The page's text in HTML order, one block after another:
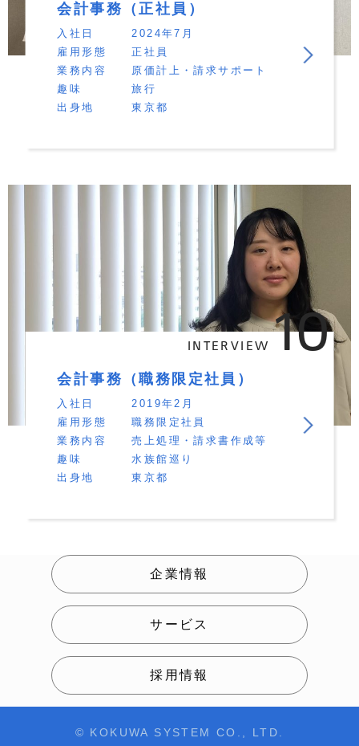
会計事務（正社員）
入社日
2024年7月
雇用形態
正社員
業務内容
原価計上・請求サポート
趣味
旅行
出身地
東京都
会計事務（職務限定社員）
入社日
2019年2月
雇用形態
職務限定社員
業務内容
売上処理・請求書作成等
趣味
水族館巡り
出身地
東京都
INTERVIEW 10
企業情報
サービス
採用情報
© KOKUWA SYSTEM CO., LTD.